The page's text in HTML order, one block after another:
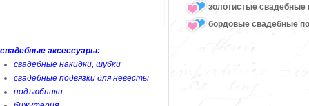
свадебные аксессуары:
свадебные накидки, шубки
свадебные подвязки для невесты
подъюбники
золотистые свадебные
бордовые свадебные